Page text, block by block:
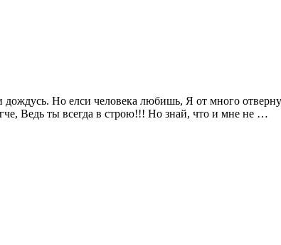
Но елси человека любишь, Я от много
Ведь ты всегда в строю!!! Но знай, что и мне не …